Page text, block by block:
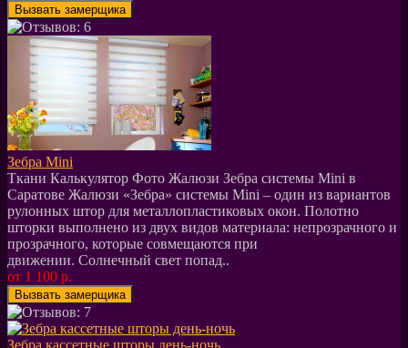
Зебра Mini
Ткани Калькулятор Фото Жалюзи Зебра системы Mini в
Саратове Жалюзи «Зебра» системы Mini – один из вариантов
рулонных штор для металлопластиковых окон. Полотно
шторки выполнено из двух видов материала: непрозрачного и
прозрачного, которые совмещаются при
движении. Солнечный свет попад..
от 1 100 р.
Зебра кассетные шторы день-ночь